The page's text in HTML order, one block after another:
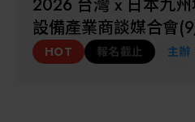
2026 台灣 x 日本九
設備產業商談媒合會
HOT 報名截止 主辦